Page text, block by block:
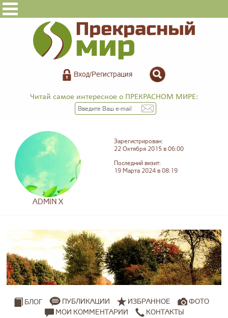
Вход/Регистрация
Читай самое интересное о ПРЕКРАСНОМ МИРЕ:
ADMIN X
Зарегистрирован:
22 Октября 2015 в 06:00
Последний визит:
19 Марта 2024 в 08:19
БЛОГ ПУБЛИКАЦИИ ИЗБРАННОЕ
ФОТО
МОИ КОММЕНТАРИИ
КОНТАКТЫ